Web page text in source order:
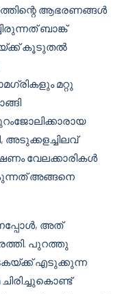
ആഭരണങ്ങൾ
ബാങ്ക്
കൂടുതൽ
മറ്റു
അടുക്കളച്ചിലവ്
വേലക്കാരികൾ
അങ്ങനെ
അത്
പുറത്തു
എടുക്കുന്ന
ചിരിച്ചുകൊണ്ട്